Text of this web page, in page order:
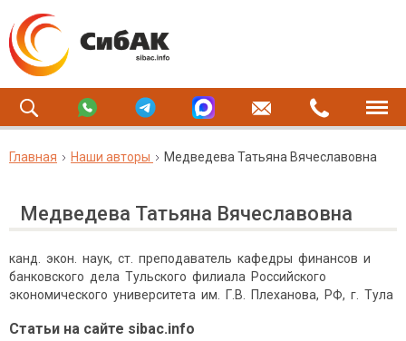
Главная Наши авторы Медведева Татьяна Вячеславовна
Медведева Татьяна Вячеславовна
канд. экон. наук, ст. преподаватель кафедры финансов и
банковского дела Тульского филиала Российского
экономического университета им. Г.В. Плеханова, РФ, г. Тула
Статьи на сайте sibac.info